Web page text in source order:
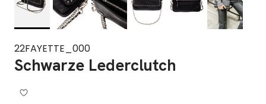
22FAYETTE_000
Schwarze Lederclutch